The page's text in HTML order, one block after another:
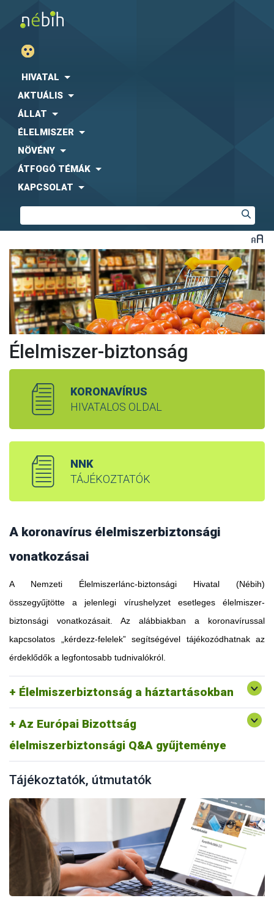
HIVATAL
AKTUÁLIS
ÁLLAT
ÉLELMISZER
NÖVÉNY
ÁTFOGÓ TÉMÁK
KAPCSOLAT
Élelmiszer-biztonság
KORONAVÍRUS
HIVATALOS OLDAL
NNK
TÁJÉKOZTATÓK
A koronavírus élelmiszerbiztonsági
vonatkozásai
A Nemzeti Élelmiszerlánc-biztonsági Hivatal (Nébih)
összegyűjtötte a jelenlegi vírushelyzet esetleges élelmiszer-
biztonsági vonatkozásait. Az alábbiakban a koronavírussal
kapcsolatos „kérdezz-felelek” segítségével tájékozódhatnak az
érdeklődők a legfontosabb tudnivalókról.
Élelmiszerbiztonság a háztartásokban
Az Európai Bizottság
élelmiszerbiztonsági Q&A gyűjteménye
Tájékoztatók, útmutatók